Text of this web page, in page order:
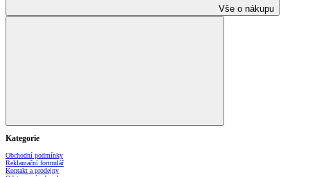
Vše o nákupu
Kategorie
Obchodní podmínky
Reklamační formulář
Kontakt a prodejny